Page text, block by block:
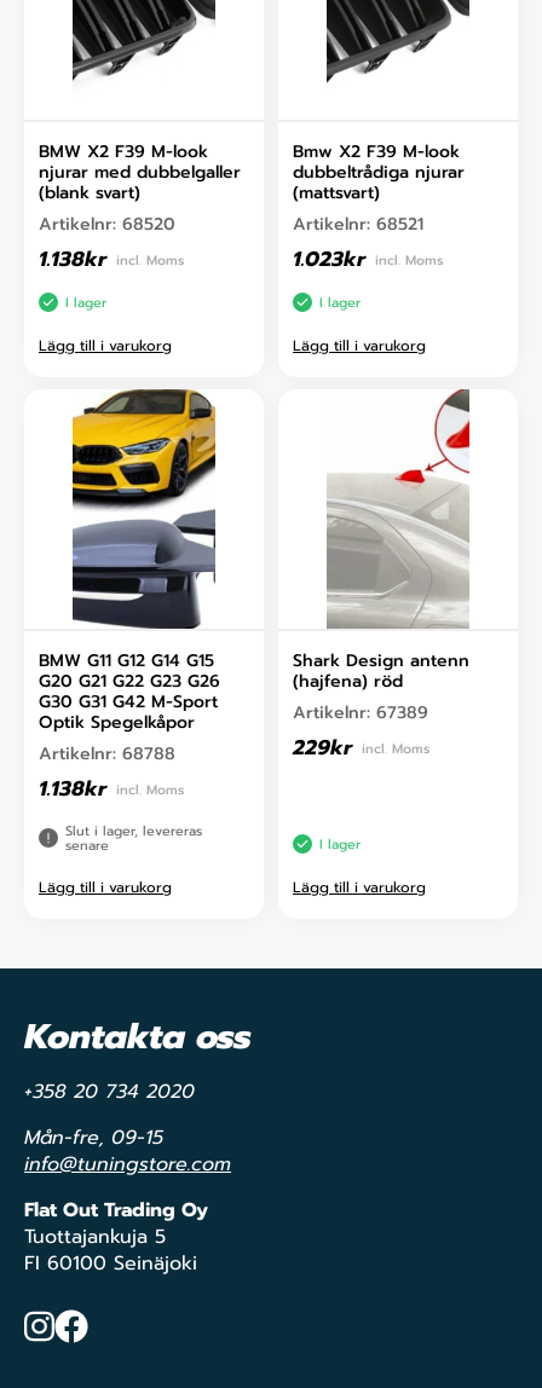
BMW X2 F39 M-look
njurar med dubbelgaller
(blank svart)
Artikelnr: 68520
1.138kr incl. Moms
I lager
Lägg till i varukorg
Bmw X2 F39 M-look
dubbeltrådiga njurar
(mattsvart)
Artikelnr: 68521
1.023kr incl. Moms
I lager
Lägg till i varukorg
BMW G11 G12 G14 G15
G20 G21 G22 G23 G26
G30 G31 G42 M-Sport
Optik Spegelkåpor
Artikelnr: 68788
1.138kr incl. Moms
Slut i lager, levereras
senare
Lägg till i varukorg
Shark Design antenn
(hajfena) röd
Artikelnr: 67389
229kr incl. Moms
I lager
Lägg till i varukorg
Kontakta oss
+358 20 734 2020
Mån-fre, 09-15
info@tuningstore.com
Flat Out Trading Oy
Tuottajankuja 5
FI 60100 Seinäjoki
Instagram
Facebook